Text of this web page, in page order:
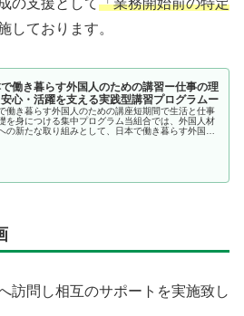
の支援として「業務開始前の特定
しております。
で働き暮らす外国人のための講習ー仕事の理
心・活躍を支える実践型講習プログラムー
働き暮らす外国人のための講座短期間で生活と仕事
を身につける集中プログラム当組合では、外国人材
の新たな取り組みとして、日本で働き暮らす外国人
訪問し相互のサポートを実施致し